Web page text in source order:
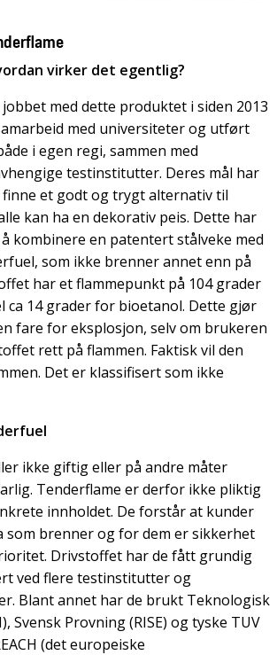
virker det egentlig?
med dette produktet i siden 2013
med universiteter og utført
i egen regi, sammen med
testinstitutter. Deres mål har
et godt og trygt alternativ til
kan ha en dekorativ peis. Dette har
kombinere en patentert stålveke med
som ikke brenner annet enn på
har et flammepunkt på 104 grader
ca 14 grader for bioetanol. Dette gjør
fare for eksplosjon, selv om brukeren
rett på flammen. Faktisk vil den
Det er klassifisert som ikke
ikke giftig eller på andre måter
Tenderflame er derfor ikke pliktig
innholdet. De forstår at kunder
som brenner og for dem er sikkerhet
Drivstoffet har de fått grundig
ved flere testinstitutter og
Blant annet har de brukt Teknologisk
Svensk Provning (RISE) og tyske TUV
(det europeiske